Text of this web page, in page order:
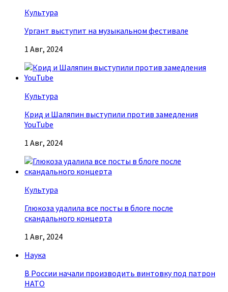
Культура
Ургант выступит на музыкальном фестивале
1 Авг, 2024
Культура
Крид и Шаляпин выступили против замедления
YouTube
1 Авг, 2024
Культура
Глюкоза удалила все посты в блоге после
скандального концерта
1 Авг, 2024
Наука
В России начали производить винтовку под патрон
НАТО